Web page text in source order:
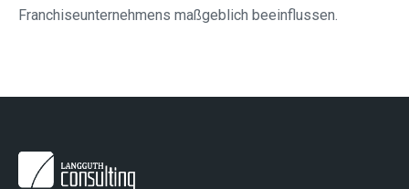
Franchiseunternehmens maßgeblich beeinflussen.